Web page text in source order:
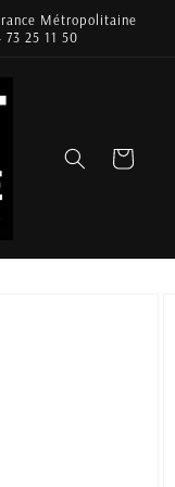
Métropolitaine
25 11 50
Panier